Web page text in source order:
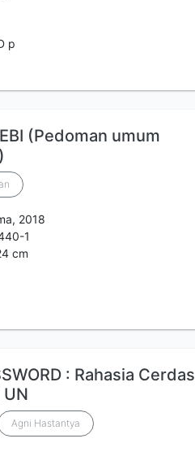
p
(Pedoman umum
2018
1
cm
: Rahasia Cerdas
Agni Hastantya